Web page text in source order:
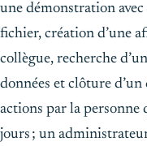
une démonstration
fichier, création d’une
collègue, recherche
données et clôture d’un
actions par la
jours ; un